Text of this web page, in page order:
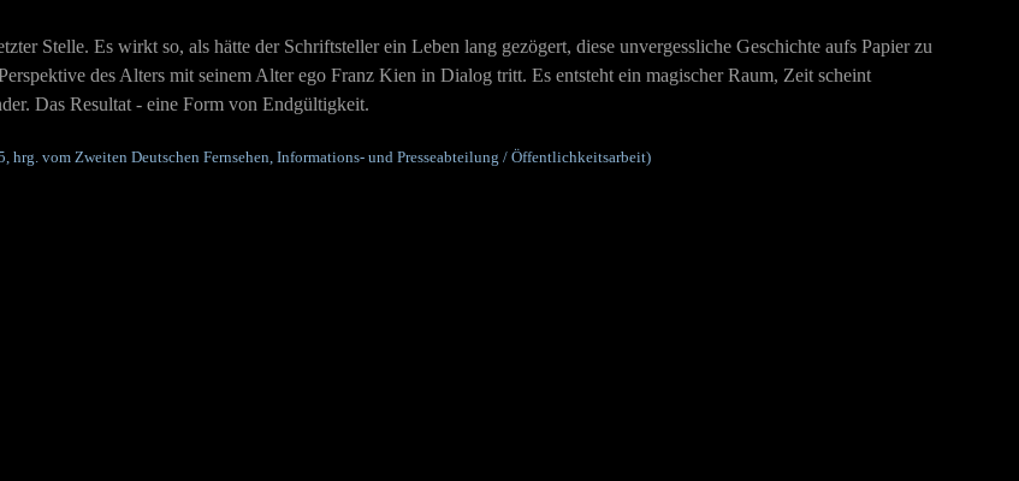
Stelle. Es wirkt so, als hätte der Schriftsteller ein Leben lang gezögert, diese unvergessliche Geschichte aufs Papier zu
des Alters mit seinem Alter ego Franz Kien in Dialog tritt. Es entsteht ein magischer Raum, Zeit scheint
Das Resultat - eine Form von Endgültigkeit.
hrg. vom Zweiten Deutschen Fernsehen, Informations- und Presseabteilung / Öffentlichkeitsarbeit)